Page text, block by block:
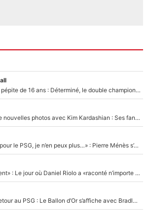
Le PSG veut s'offrir une pépite de 16 ans : Déterminé, le double champion d'Europe en titre est prêt à lâcher 40M€ pour celui que l'on compare déjà à Vinicius Jr !
Lewis Hamilton poste de nouvelles photos avec Kim Kardashian : Ses fans le voient déjà redevenir champion du monde de F1 grâce à elle !
«Un très mauvais choix pour le PSG, je n’en peux plus…» : Pierre Ménès s’est complètement trompé avec Luis Enrique et ces déclarations le prouvent !
«Je m’en veux terriblement» : Le jour où Daniel Riolo a «raconté n’importe quoi» dans l'After Foot !
Ousmane Dembélé de retour au PSG : Le Ballon d’Or s’affiche avec Bradley Barcola en plein cœur du feuilleton sur son départ !